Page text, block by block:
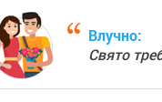
Влучно:
Свято